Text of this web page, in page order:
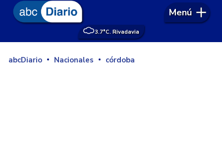
3.7°C. Rivadavia
Menú
abcDiario Nacionales córdoba